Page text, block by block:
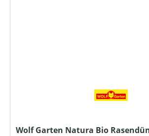
Wolf Garten Natura Bio